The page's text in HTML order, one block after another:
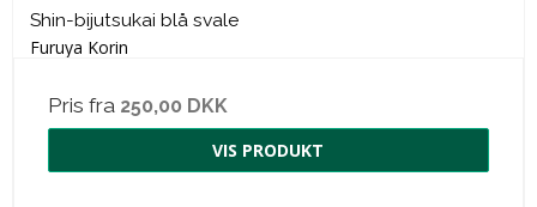
Shin-bijutsukai blå svale
Furuya Korin
Pris fra 250,00 DKK
VIS PRODUKT